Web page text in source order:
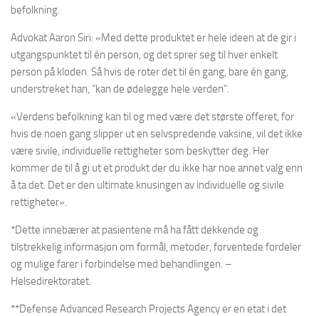
befolkning.
Advokat Aaron Siri: «Med dette produktet er hele ideen at de gir i
utgangspunktet til én person, og det sprer seg til hver enkelt
person på kloden. Så hvis de roter det til én gang, bare én gang,
understreket han, “kan de ødelegge hele verden”.
«Verdens befolkning kan til og med være det største offeret, for
hvis de noen gang slipper ut en selvspredende vaksine, vil det ikke
være sivile, individuelle rettigheter som beskytter deg. Her
kommer de til å gi ut et produkt der du ikke har noe annet valg enn
å ta det. Det er den ultimate knusingen av individuelle og sivile
rettigheter».
*Dette innebærer at pasientene må ha fått dekkende og
tilstrekkelig informasjon om formål, metoder, forventede fordeler
og mulige farer i forbindelse med behandlingen. –
Helsedirektoratet.
**Defense Advanced Research Projects Agency er en etat i det